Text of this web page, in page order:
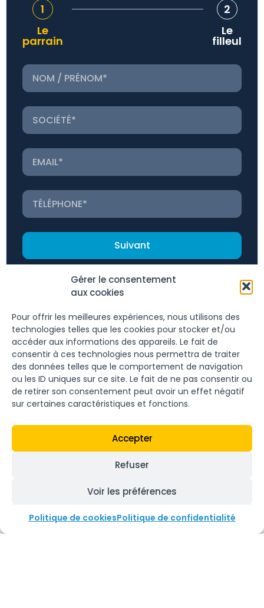
Gérer le consentement
aux cookies
Pour offrir les meilleures expériences, nous utilisons des
technologies telles que les cookies pour stocker et/ou
accéder aux informations des appareils. Le fait de
consentir à ces technologies nous permettra de traiter
des données telles que le comportement de navigation
ou les ID uniques sur ce site. Le fait de ne pas consentir ou
de retirer son consentement peut avoir un effet négatif
sur certaines caractéristiques et fonctions.
Accepter
Refuser
Voir les préférences
Politique de cookiesPolitique de confidentialité
1
Le
parrain
2
Le
filleul
Suivant
Conditions
Qui peut participer ?
Conditions de parrainage
Modalités de remise de la récompense
Durée de l'offre